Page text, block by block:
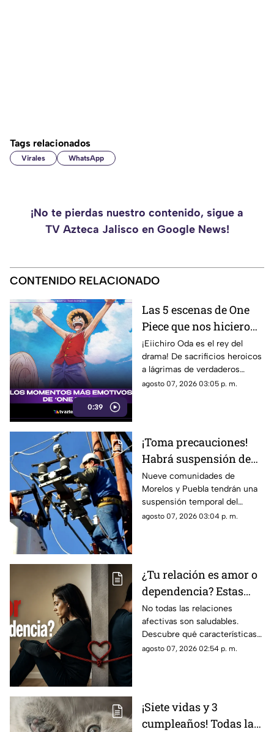
Tags relacionados
Virales WhatsApp
¡No te pierdas nuestro contenido, sigue a
TV Azteca Jalisco en Google News!
CONTENIDO RELACIONADO
0:39
Las 5 escenas de One
Piece que nos hicieron
llorar a moco tendido:
Los momentos más
nakama del anime
¡Eiichiro Oda es el rey del
drama! De sacrificios heroicos
a lágrimas de verdaderos
nakamas, repasamos los
agosto 07, 2026 03:05 p. m.
¡Toma precauciones!
Habrá suspensión de
luz por 8 horas este
viernes y sábado en 9
comunidades
Nueve comunidades de
Morelos y Puebla tendrán una
suspensión temporal del
servicio eléctrico durante
agosto 07, 2026 03:04 p. m.
¿Tu relación es amor o
dependencia? Estas
claves te ayudarán a
descubrirlo
No todas las relaciones
afectivas son saludables.
Descubre qué características
distinguen al amor de la
agosto 07, 2026 02:54 p. m.
¡Siete vidas y 3
cumpleaños! Todas las